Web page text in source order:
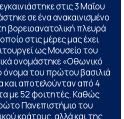
στις 3 Μαΐου
σε ένα ανακαινισμένο
βορειοανατολική πλευρά
στις μέρες μας έχει
ως Μουσείο του
ονομάστηκε «Οθωνικό
όνομα του πρώτου βασιλιά
αποτελούνταν από 4
με 52 φοιτητές. Καθώς
Πανεπιστήμιο του
κράτους, αλλά και της